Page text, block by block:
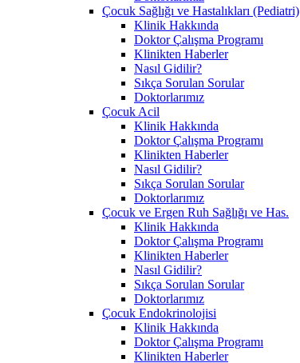
Çocuk Sağlığı ve Hastalıkları (Pediatri)
Klinik Hakkında
Doktor Çalışma Programı
Klinikten Haberler
Nasıl Gidilir?
Sıkça Sorulan Sorular
Doktorlarımız
Çocuk Acil
Klinik Hakkında
Doktor Çalışma Programı
Klinikten Haberler
Nasıl Gidilir?
Sıkça Sorulan Sorular
Doktorlarımız
Çocuk ve Ergen Ruh Sağlığı ve Has.
Klinik Hakkında
Doktor Çalışma Programı
Klinikten Haberler
Nasıl Gidilir?
Sıkça Sorulan Sorular
Doktorlarımız
Çocuk Endokrinolojisi
Klinik Hakkında
Doktor Çalışma Programı
Klinikten Haberler